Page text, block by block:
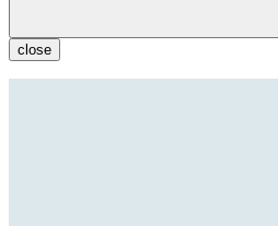
close